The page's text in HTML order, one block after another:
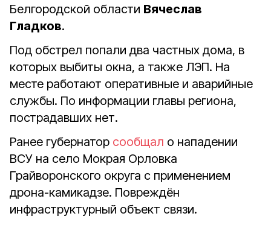
Белгородской области Вячеслав
Гладков.
Под обстрел попали два частных дома, в
которых выбиты окна, а также ЛЭП. На
месте работают оперативные и аварийные
службы. По информации главы региона,
пострадавших нет.
Ранее губернатор сообщал о нападении
ВСУ на село Мокрая Орловка
Грайворонского округа с применением
дрона-камикадзе. Повреждён
инфраструктурный объект связи.